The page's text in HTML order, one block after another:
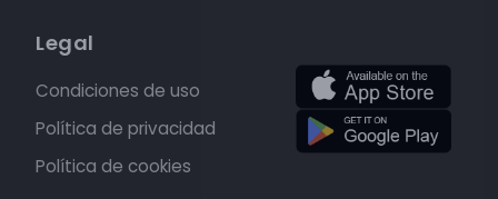
Legal
Condiciones de uso
Política de privacidad
Política de cookies